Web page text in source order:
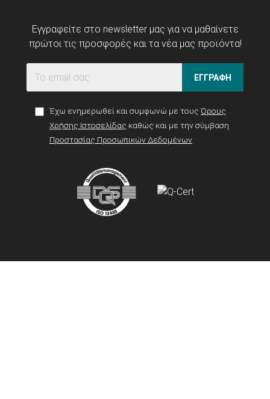
Εγγραφείτε στο newsletter μας για να μαθαίνετε
πρώτοι τις προσφορές και τα νέα μας προϊόντα!
ΕΓΓΡΑΦΗ
Έχω ενημερωθεί και συμφωνώ με τους Όρους
Χρήσης Ιστοσελίδας καθώς και με την σύμβαση
Προστασίας Προσωπικών Δεδομένων